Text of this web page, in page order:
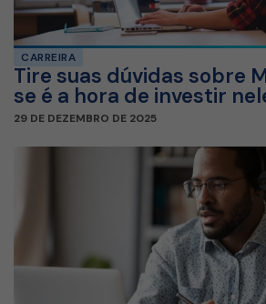
CARREIRA
Tire suas dúvidas sobre
se é a hora de investir
29 DE DEZEMBRO DE 2025